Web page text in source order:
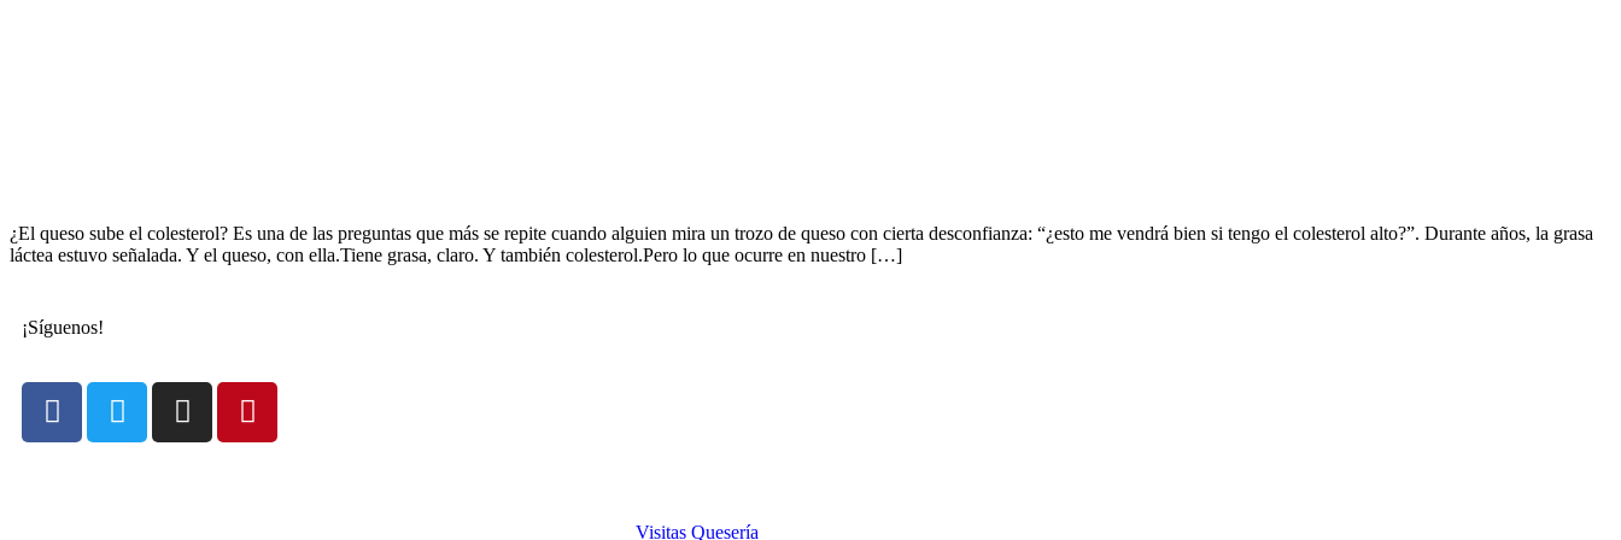
¿El queso sube el colesterol? Es una de las preguntas que más se repite cuando alguien mira un trozo de queso con cierta desconfianza: “¿esto me vendrá bien si tengo el colesterol alto?”. Durante años, la grasa
láctea estuvo señalada. Y el queso, con ella.Tiene grasa, claro. Y también colesterol.Pero lo que ocurre en nuestro […]
¡Síguenos!
Visitas Quesería